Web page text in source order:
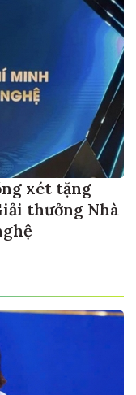
xét tặng
thưởng Nhà